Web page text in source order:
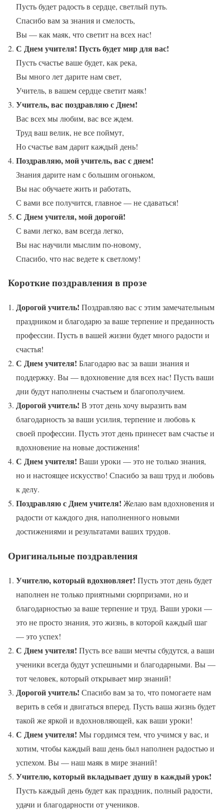
Пусть будет радость в сердце, светлый путь.
Спасибо вам за знания и смелость,
Вы — как маяк, что светит на всех нас!
С Днем учителя! Пусть будет мир для вас!
Пусть счастье ваше будет, как река,
Вы много лет дарите нам свет,
Учитель, в вашем сердце светит маяк!
Учитель, вас поздравляю с Днем!
Вас всех мы любим, вас все ждем.
Труд ваш велик, не все поймут,
Но счастье вам дарит каждый день!
Поздравляю, мой учитель, вас с днем!
Знания дарите нам с большим огоньком,
Вы нас обучаете жить и работать,
С вами все получится, главное — не сдаваться!
С Днем учителя, мой дорогой!
С вами легко, вам всегда легко,
Вы нас научили мыслим по-новому,
Спасибо, что нас ведете к светлому!
Короткие поздравления в прозе
Дорогой учитель! Поздравляю вас с этим замечательным
праздником и благодарю за ваше терпение и преданность
профессии. Пусть в вашей жизни будет много радости и
счастья!
С Днем учителя! Благодарю вас за ваши знания и
поддержку. Вы — вдохновение для всех нас! Пусть ваши
дни будут наполнены счастьем и благополучием.
Дорогой учитель! В этот день хочу выразить вам
благодарность за ваши усилия, терпение и любовь к
своей профессии. Пусть этот день принесет вам счастье и
вдохновение на новые достижения!
С Днем учителя! Ваши уроки — это не только знания,
но и настоящее искусство! Спасибо за ваш труд и любовь
к делу.
Поздравляю с Днем учителя! Желаю вам вдохновения и
радости от каждого дня, наполненного новыми
достижениями и результатами ваших трудов.
Оригинальные поздравления
Учителю, который вдохновляет! Пусть этот день будет
наполнен не только приятными сюрпризами, но и
благодарностью за ваше терпение и труд. Ваши уроки —
это не просто знания, это жизнь, в которой каждый шаг
— это успех!
С Днем учителя! Пусть все ваши мечты сбудутся, а ваши
ученики всегда будут успешными и благодарными. Вы —
тот человек, который открывает мир знаний!
Дорогой учитель! Спасибо вам за то, что помогаете нам
верить в себя и двигаться вперед. Пусть ваша жизнь будет
такой же яркой и вдохновляющей, как ваши уроки!
С Днем учителя! Мы гордимся тем, что учимся у вас, и
хотим, чтобы каждый ваш день был наполнен радостью и
успехом. Вы — наш маяк в мире знаний!
Учителю, который вкладывает душу в каждый урок!
Пусть каждый день будет как праздник, полный радости,
удачи и благодарности от учеников.